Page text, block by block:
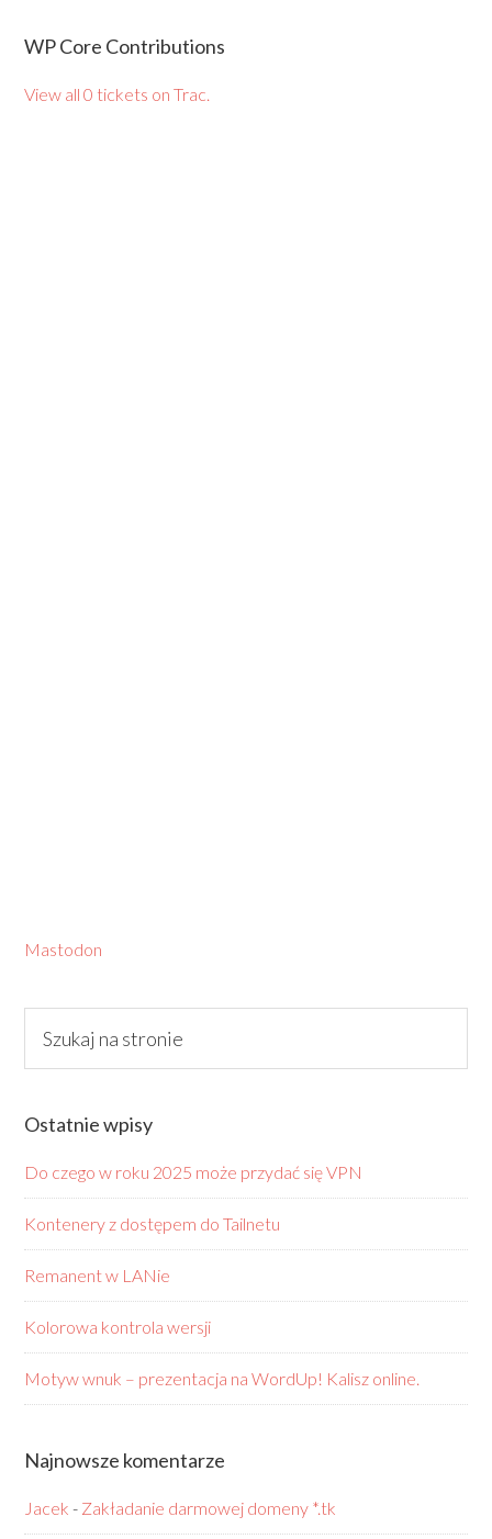
WP Core Contributions
View all 0 tickets on Trac.
Mastodon
Ostatnie wpisy
Do czego w roku 2025 może przydać się VPN
Kontenery z dostępem do Tailnetu
Remanent w LANie
Kolorowa kontrola wersji
Motyw wnuk – prezentacja na WordUp! Kalisz online.
Najnowsze komentarze
Jacek - Zakładanie darmowej domeny *.tk